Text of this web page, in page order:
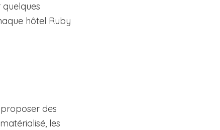
hôtel Ruby
des
les